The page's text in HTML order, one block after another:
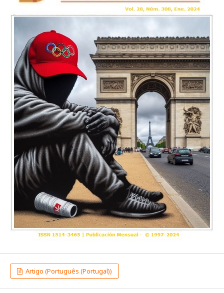
Artigo (Português (Portugal))